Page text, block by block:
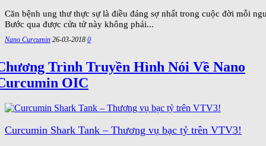
Căn bệnh ung thư thực sự là điều đáng sợ nhất trong cuộc đời mỗi
Bước qua được cửa tử này không phải...
Nano Curcumin 26-03-2018 0
Trình Truyền Hình Nói Về Nano
OIC
Curcumin Shark Tank – Thương vụ bạc tỷ trên VTV3!